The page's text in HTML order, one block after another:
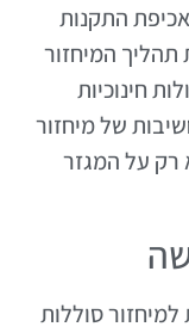
התקנות
תהליך המיחזור
חינוכיות
של מיחזור
רק על המגזר
סוללות